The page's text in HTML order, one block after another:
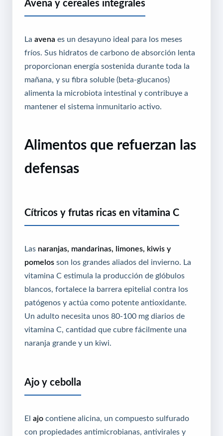
Avena y cereales integrales
La avena es un desayuno ideal para los meses
fríos. Sus hidratos de carbono de absorción lenta
proporcionan energía sostenida durante toda la
mañana, y su fibra soluble (beta-glucanos)
alimenta la microbiota intestinal y contribuye a
mantener el sistema inmunitario activo.
Alimentos que refuerzan las
defensas
Cítricos y frutas ricas en vitamina C
Las naranjas, mandarinas, limones, kiwis y
pomelos son los grandes aliados del invierno. La
vitamina C estimula la producción de glóbulos
blancos, fortalece la barrera epitelial contra los
patógenos y actúa como potente antioxidante.
Un adulto necesita unos 80-100 mg diarios de
vitamina C, cantidad que cubre fácilmente una
naranja grande y un kiwi.
Ajo y cebolla
El ajo contiene alicina, un compuesto sulfurado
con propiedades antimicrobianas, antivirales y